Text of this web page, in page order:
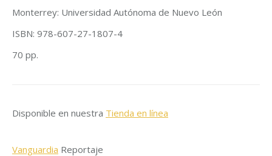
Monterrey: Universidad Autónoma de Nuevo León
ISBN: 978-607-27-1807-4
70 pp.
Disponible en nuestra Tienda en línea
Vanguardia Reportaje